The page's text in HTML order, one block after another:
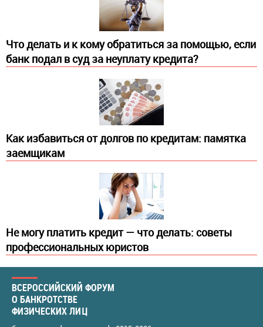
Что делать и к кому обратиться за помощью, если
банк подал в суд за неуплату кредита?
Как избавиться от долгов по кредитам: памятка
заемщикам
Не могу платить кредит — что делать: советы
профессиональных юристов
ВСЕРОССИЙСКИЙ ФОРУМ
О БАНКРОТСТВЕ
ФИЗИЧЕСКИХ ЛИЦ